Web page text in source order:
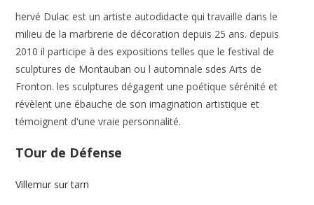
hervé Dulac est un artiste autodidacte qui travaille dans le
milieu de la marbrerie de décoration depuis 25 ans. depuis
2010 il participe à des expositions telles que le festival de
sculptures de Montauban ou l automnale sdes Arts de
Fronton. les sculptures dégagent une poétique sérénité et
révèlent une ébauche de son imagination artistique et
témoignent d'une vraie personnalité.
TOur de Défense
Villemur sur tarn